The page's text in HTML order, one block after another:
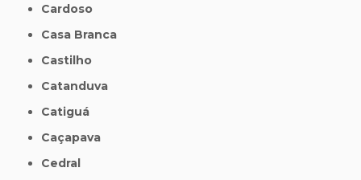
Cardoso
Casa Branca
Castilho
Catanduva
Catiguá
Caçapava
Cedral